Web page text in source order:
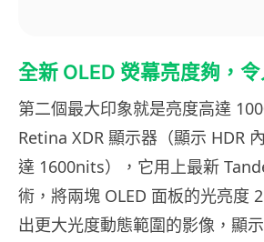
全新 OLED 熒幕亮度夠，
第二個最大印象就是亮度高達
Retina XDR 顯示器（顯示 HDR
達 1600nits），它用上最新
術，將兩塊 OLED 面板的光亮度
出更大光度動態範圍的影像，顯